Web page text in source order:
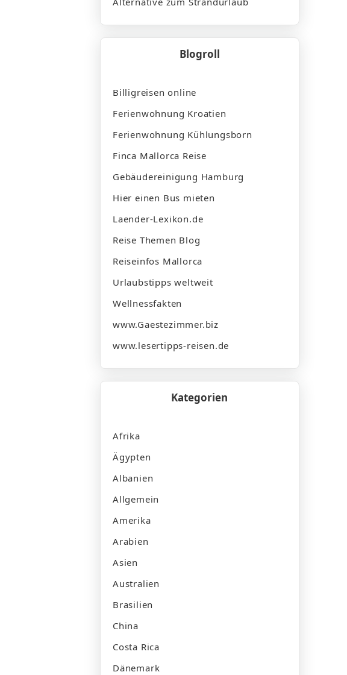
Blogroll
Billigreisen online
Ferienwohnung Kroatien
Ferienwohnung Kühlungsborn
Finca Mallorca Reise
Gebäudereinigung Hamburg
Hier einen Bus mieten
Laender-Lexikon.de
Reise Themen Blog
Reiseinfos Mallorca
Urlaubstipps weltweit
Wellnessfakten
www.Gaestezimmer.biz
www.lesertipps-reisen.de
Kategorien
Afrika
Ägypten
Albanien
Allgemein
Amerika
Arabien
Asien
Australien
Brasilien
China
Costa Rica
Dänemark